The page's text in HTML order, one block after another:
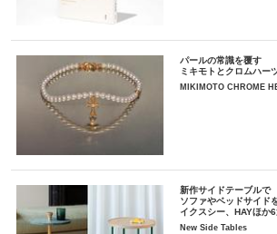
パールの常識を覆す
ミキモトとクロムハー
MIKIMOTO CHROME
新作サイドテーブルで
ソファやベッドサイド
イクスシー、HAYほか
New Side Tables